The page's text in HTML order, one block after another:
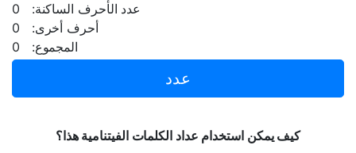
عدد الأحرف الساكنة: 0
أحرف أخرى: 0
المجموع: 0
عدد
كيف يمكن استخدام عداد الكلمات الفيتنامية هذا؟